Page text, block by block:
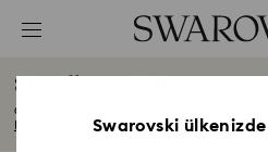
Accesskeys list
2 - Footer
Standlar ve Tutucu
Cesur, eğlenceli ve her odaya büyüleyici
Devamını OkuSwarovski